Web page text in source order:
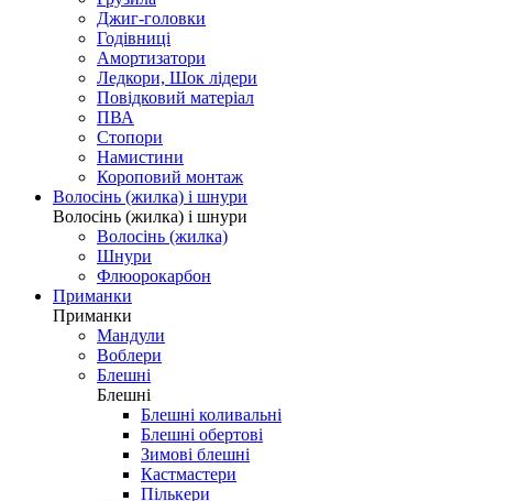
Джиг-головки
Годівниці
Амортизатори
Ледкори, Шок лідери
Повідковий матеріал
ПВА
Стопори
Намистини
Короповий монтаж
Волосінь (жилка) і шнури
Волосінь (жилка) і шнури
Волосінь (жилка)
Шнури
Флюорокарбон
Приманки
Приманки
Мандули
Воблери
Блешні
Блешні
Блешні коливальні
Блешні обертові
Зимові блешні
Кастмастери
Пількери